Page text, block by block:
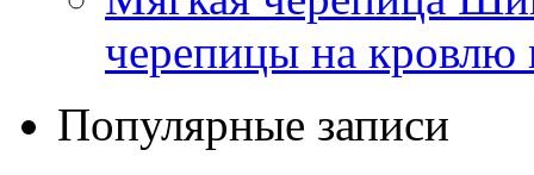
черепицы на кровлю
Популярные записи